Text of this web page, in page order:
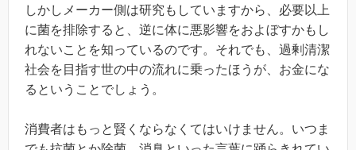
しかしメーカー側は研究もしていますから、必要以上
に菌を排除すると、逆に体に悪影響をおよぼすかもし
れないことを知っているのです。それでも、過剰清潔
社会を目指す世の中の流れに乗ったほうが、お金にな
るということでしょう。
消費者はもっと賢くならなくてはいけません。いつま